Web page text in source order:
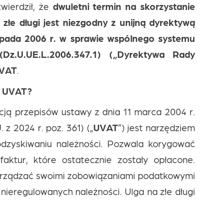
że dwuletni termin na skorzystanie
długi jest niezgodny z unijną dyrektywą
2006 r. w sprawie wspólnego systemu
(„Dyrektywa Rady
UVAT?
przepisów ustawy z dnia 11 marca 2004 r.
2024 r. poz. 361) („ UVAT”) jest narzędziem
należności. Pozwala korygować
które ostatecznie zostały opłacone.
swoimi zobowiązaniami podatkowymi
należności. Ulga na złe długi